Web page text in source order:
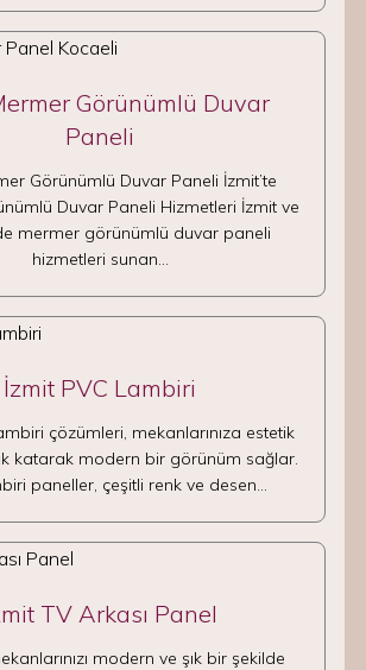
Görünümlü Duvar
Paneli
Görünümlü Duvar Paneli İzmit’te
Duvar Paneli Hizmetleri İzmit ve
mermer görünümlü duvar paneli
hizmetleri sunan…
İzmit PVC Lambiri
çözümleri, mekanlarınıza estetik
katarak modern bir görünüm sağlar.
paneller, çeşitli renk ve desen…
TV Arkası Panel
modern ve şık bir şekilde